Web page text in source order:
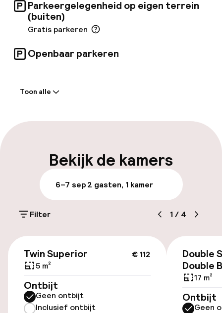
continentaal ontbijt in de bar. Er is
parkeergelegenheid op eigen terrein (onder
voorbehoud van kosten).
Parkeergelegenheid op eigen terrein
(buiten)
Gratis parkeren
Openbaar parkeren
Express check-in mogelijk
Meertalige medewerkers
Bagageruimte
Parkeergelegenheid op eigen terrein
(buiten)
Openbaar parkeren
Toon alle
Bekijk de kamers
6–7 sep2 gasten, 1 kamer
Filter 1 / 4
€ 112
Twin Superior
5 m²
Ontbijt
Geen ontbijt
Inclusief ontbijt
Double
Double
17 m²
Ontbijt
Geen